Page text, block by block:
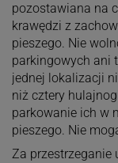
pozostawiana na
krawędzi z
pieszego. Nie
parkingowych ani
jednej lokalizacji
niż cztery
parkowanie ich w
pieszego. Nie
Za przestrzeganie